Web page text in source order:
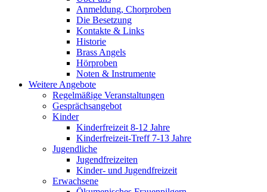
Anmeldung, Chorproben
Die Besetzung
Kontakte & Links
Historie
Brass Angels
Hörproben
Noten & Instrumente
Weitere Angebote
Regelmäßige Veranstaltungen
Gesprächsangebot
Kinder
Kinderfreizeit 8-12 Jahre
Kinderfreizeit-Treff 7-13 Jahre
Jugendliche
Jugendfreizeiten
Kinder- und Jugendfreizeit
Erwachsene